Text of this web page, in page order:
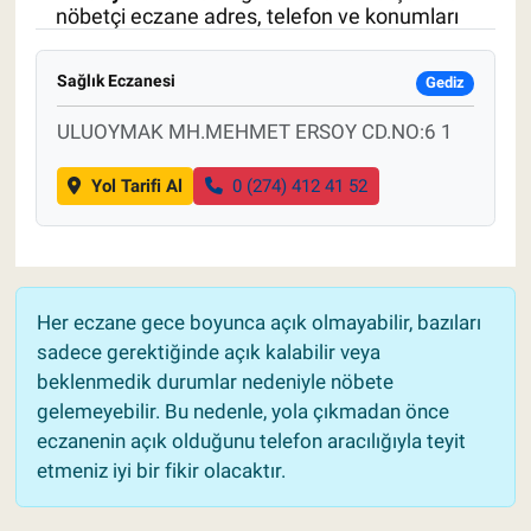
nöbetçi eczane adres, telefon ve konumları
Sağlık Eczanesi Gediz
ULUOYMAK MH.MEHMET ERSOY CD.NO:6 1
Yol Tarifi Al 0 (274) 412 41 52
Her eczane gece boyunca açık olmayabilir, bazıları
sadece gerektiğinde açık kalabilir veya
beklenmedik durumlar nedeniyle nöbete
gelemeyebilir. Bu nedenle, yola çıkmadan önce
eczanenin açık olduğunu telefon aracılığıyla teyit
etmeniz iyi bir fikir olacaktır.
Et fiyatları
Tarım Bilgisi
Yetiştirici Soruyor
Dünyada Tarım
Üretici Birlikleri
Şeker ve Şekerli Mamüller
Tahıllar ve Baklagiller